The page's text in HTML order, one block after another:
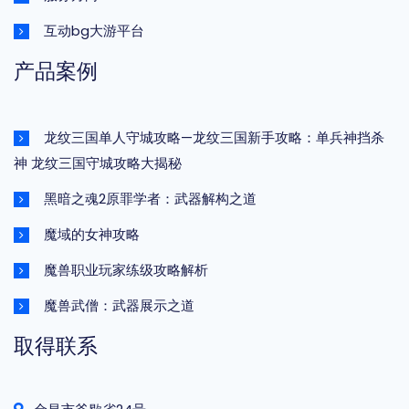
互动bg大游平台
产品案例
龙纹三国单人守城攻略—龙纹三国新手攻略：单兵神挡杀
神 龙纹三国守城攻略大揭秘
黑暗之魂2原罪学者：武器解构之道
魔域的女神攻略
魔兽职业玩家练级攻略解析
魔兽武僧：武器展示之道
取得联系